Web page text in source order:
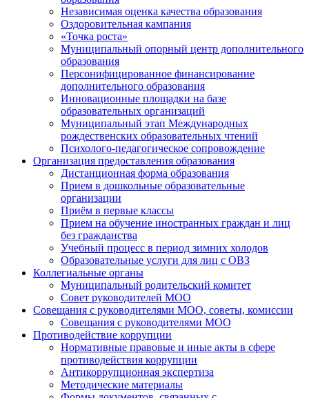
Независимая оценка качества образования
Оздоровительная кампания
«Точка роста»
Муниципальный опорный центр дополнительного
образования
Персонифицированное финансирование
дополнительного образования
Инновационные площадки на базе
образовательных организаций
Муниципальный этап Международных
рождественских образовательных чтений
Психолого-педагогическое сопровождение
Организация предоставления образования
Дистанционная форма образования
Прием в дошкольные образовательные
организации
Приём в первые классы
Прием на обучение иностранных граждан и лиц
без гражданства
Учебный процесс в период зимних холодов
Образовательные услуги для лиц с ОВЗ
Коллегиальные органы
Муниципальный родительский комитет
Совет руководителей МОО
Совещания с руководителями МОО, советы, комиссии
Совещания с руководителями МОО
Противодействие коррупции
Нормативные правовые и иные акты в сфере
противодействия коррупции
Антикоррупционная экспертиза
Методические материалы